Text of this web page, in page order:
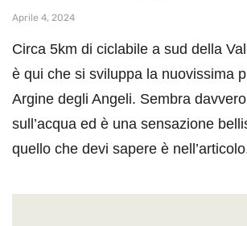
Aprile 4, 2024
Circa 5km di ciclabile a sud della
è qui che si sviluppa la nuovissima
Argine degli Angeli. Sembra
sull’acqua ed è una sensazione
quello che devi sapere è